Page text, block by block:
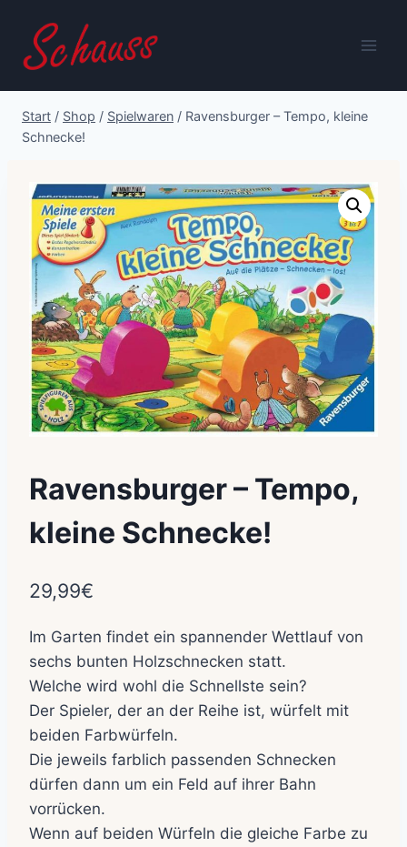
Inhalt
springen
Start / Shop / Spielwaren / Ravensburger – Tempo, kleine
Schnecke!
Ravensburger – Tempo,
kleine Schnecke!
29,99€
Im Garten findet ein spannender Wettlauf von
sechs bunten Holzschnecken statt.
Welche wird wohl die Schnellste sein?
Der Spieler, der an der Reihe ist, würfelt mit
beiden Farbwürfeln.
Die jeweils farblich passenden Schnecken
dürfen dann um ein Feld auf ihrer Bahn
vorrücken.
Wenn auf beiden Würfeln die gleiche Farbe zu